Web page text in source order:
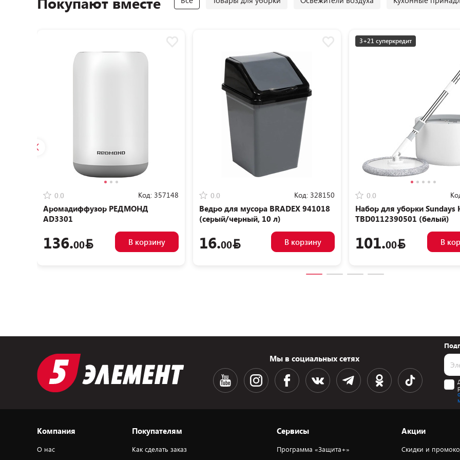
0.0 Код: 357148
Аромадиффузор РЕДМОНД
AD3301
136.00 В корзину
0.0 Код: 328150
Ведро для мусора BRADEX 941018
(серый/черный, 10 л)
16.00 В корзину
3+21 суперкредит
0.0
Набор для уборки Sundays
TBD0112390501 (белый)
101.00 В
Мы в социальных сетях
Компания
О нас
Покупателям
Как сделать заказ
Сервисы
Программа «Защита+»
Акции
Скидки и